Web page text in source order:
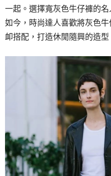
一起。選擇寬灰色牛仔褲的
如今，時尚達人喜歡將灰色
卹搭配，打造休閒隨興的造型